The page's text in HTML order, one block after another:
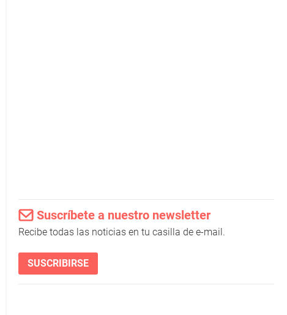
Suscríbete a nuestro newsletter
Recibe todas las noticias en tu casilla de e-mail.
SUSCRIBIRSE